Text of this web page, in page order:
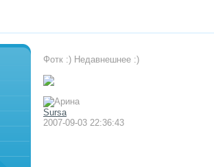
Фотк :) Недавнешнее :)
Sursa
2007-09-03 22:36:43